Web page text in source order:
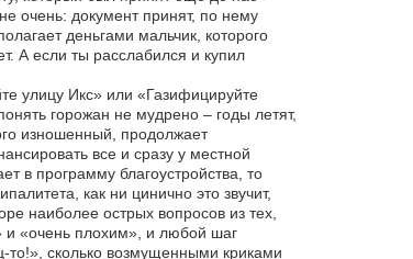
очень: документ принят, по нему
деньгами мальчик, которого
А если ты расслабился и купил
улицу Икс» или «Газифицируйте
горожан не мудрено – годы летят,
изношенный, продолжает
все и сразу у местной
в программу благоустройства, то
как ни цинично это звучит,
наиболее острых вопросов из тех,
«очень плохим», и любой шаг
то!», сколько возмущенными криками